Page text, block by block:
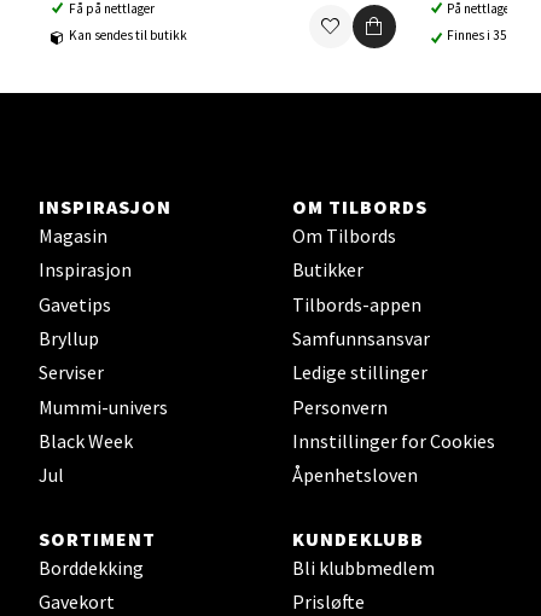
Få på nettlager
Kan sendes til butikk
På nettlager
Finnes i 35
INSPIRASJON
Magasin
Inspirasjon
Gavetips
Bryllup
Serviser
Mummi-univers
Black Week
Jul
OM TILBORDS
Om Tilbords
Butikker
Tilbords-appen
Samfunnsansvar
Ledige stillinger
Personvern
Innstillinger for Cookies
Åpenhetsloven
SORTIMENT
Borddekking
Gavekort
KUNDEKLUBB
Bli klubbmedlem
Prisløfte
Ski - Thon Senter Ski
Sortland - Sortland Storsenter
Åpent i dag 10-16